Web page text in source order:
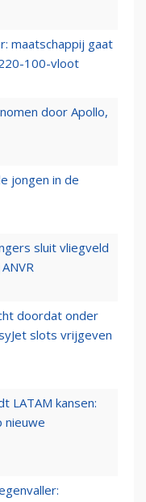
maatschappij gaat
100-vloot
door Apollo,
jongen in de
sluit vliegveld
doordat onder
slots vrijgeven
LATAM kansen:
nieuwe